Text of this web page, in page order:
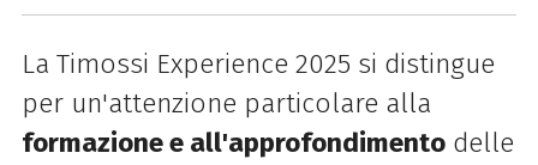
La Timossi Experience 2025 si distingue
per un'attenzione particolare alla
formazione e all'approfondimentodelle